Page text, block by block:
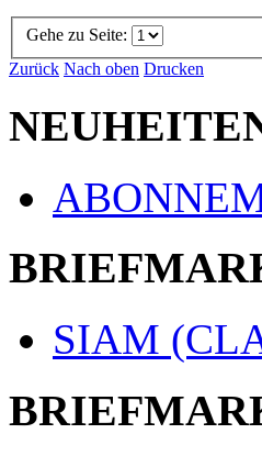
Gehe zu Seite:
Zurück Nach oben Drucken
SIAM